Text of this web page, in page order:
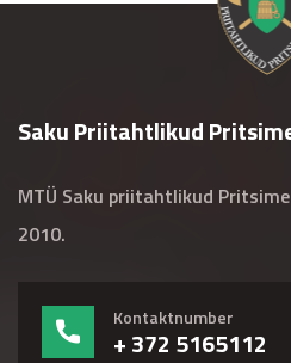
Saku Priitahtlikud
MTÜ Saku priitahtlikud
2010.
Kontaktnumber
+ 372 5165112